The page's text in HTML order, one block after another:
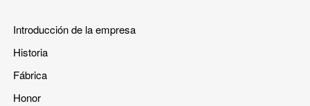
Introducción de la empresa
Historia
Fábrica
Honor